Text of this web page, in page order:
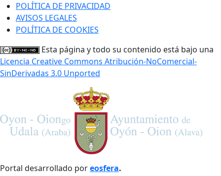
POLÍTICA DE PRIVACIDAD
AVISOS LEGALES
POLÍTICA DE COOKIES
Esta página y todo su contenido está bajo una
Licencia Creative Commons Atribución-NoComercial-
SinDerivadas 3.0 Unported
Portal desarrollado poreosfera.